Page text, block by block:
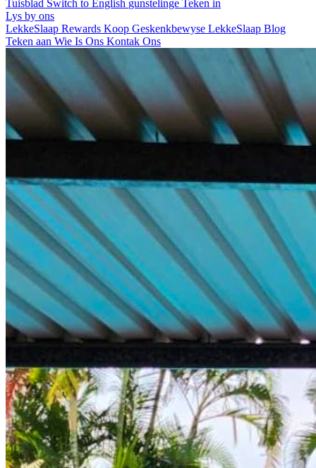
Tuisblad Switch to English gunstelinge Teken in
Lys by ons
LekkeSlaap Rewards Koop Geskenkbewyse LekkeSlaap Blog
Teken aan Wie Is Ons Kontak Ons